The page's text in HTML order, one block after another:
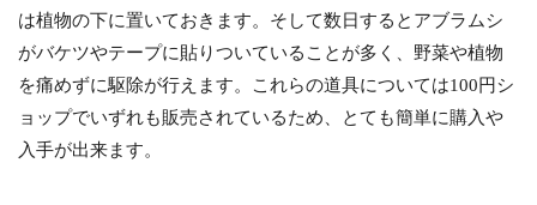
は植物の下に置いておきます。そして数日するとアブラムシ
がバケツやテープに貼りついていることが多く、野菜や植物
を痛めずに駆除が行えます。これらの道具については100円シ
ョップでいずれも販売されているため、とても簡単に購入や
入手が出来ます。